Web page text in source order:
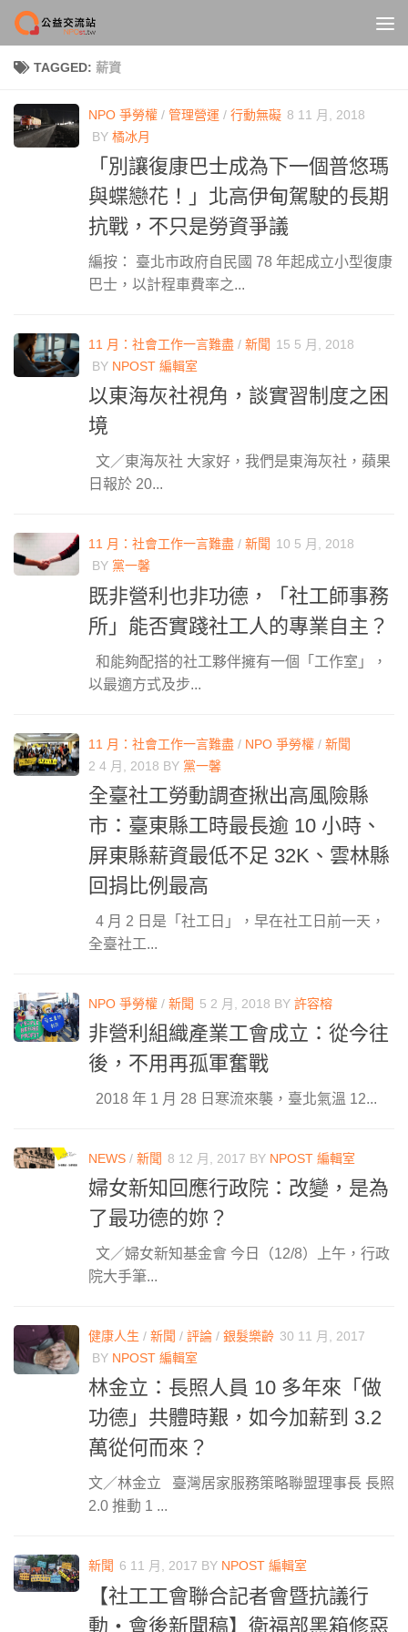
Skip to content
TAGGED: 薪資
NPO 爭勞權 / 管理營運 / 行動無礙 8 11 月, 2018
BY 橘冰月
「別讓復康巴士成為下一個普悠瑪
與蝶戀花！」北高伊甸駕駛的長期
抗戰，不只是勞資爭議
編按： 臺北市政府自民國 78 年起成立小型復康
巴士，以計程車費率之...
11 月：社會工作一言難盡 / 新聞 15 5 月, 2018
BY NPOST 編輯室
以東海灰社視角，談實習制度之困
境
文／東海灰社 大家好，我們是東海灰社，蘋果
日報於 20...
11 月：社會工作一言難盡 / 新聞 10 5 月, 2018
BY 黨一馨
既非營利也非功德，「社工師事務
所」能否實踐社工人的專業自主？
和能夠配搭的社工夥伴擁有一個「工作室」，
以最適方式及步...
11 月：社會工作一言難盡 / NPO 爭勞權 / 新聞
2 4 月, 2018 BY 黨一馨
全臺社工勞動調查揪出高風險縣
市：臺東縣工時最長逾 10 小時、
屏東縣薪資最低不足 32K、雲林縣
回捐比例最高
4 月 2 日是「社工日」，早在社工日前一天，
全臺社工...
NPO 爭勞權 / 新聞 5 2 月, 2018 BY 許容榕
非營利組織產業工會成立：從今往
後，不用再孤軍奮戰
2018 年 1 月 28 日寒流來襲，臺北氣溫 12...
NEWS / 新聞 8 12 月, 2017 BY NPOST 編輯室
婦女新知回應行政院：改變，是為
了最功德的妳？
文／婦女新知基金會 今日（12/8）上午，行政
院大手筆...
健康人生 / 新聞 / 評論 / 銀髮樂齡 30 11 月, 2017
BY NPOST 編輯室
林金立：長照人員 10 多年來「做
功德」共體時艱，如今加薪到 3.2
萬從何而來？
文／林金立 臺灣居家服務策略聯盟理事長 長照
2.0 推動 1 ...
新聞 6 11 月, 2017 BY NPOST 編輯室
【社工工會聯合記者會暨抗議行
動・會後新聞稿】衛福部黑箱修惡